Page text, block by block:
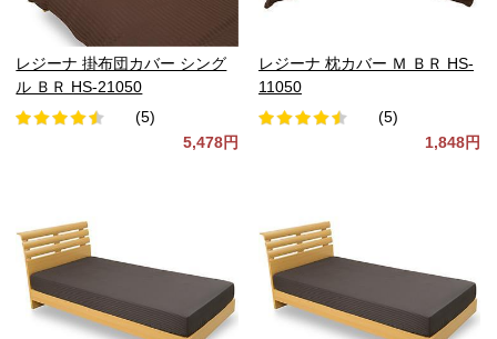
レジーナ 掛布団カバー シング
ル ＢＲ HS-21050
(5)
5,478円
レジーナ 枕カバー Ｍ ＢＲ HS-
11050
(5)
1,848円